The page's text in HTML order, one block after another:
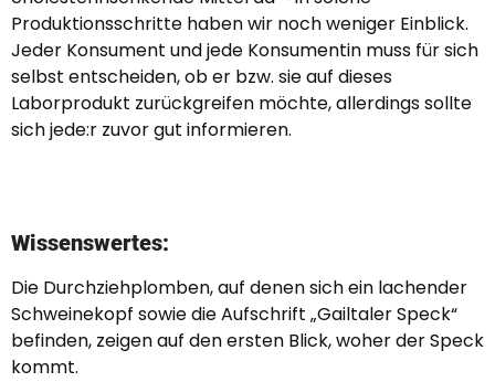
Produktionsschritte haben wir noch weniger Einblick.
Jeder Konsument und jede Konsumentin muss für sich
selbst entscheiden, ob er bzw. sie auf dieses
Laborprodukt zurückgreifen möchte, allerdings sollte
sich jede:r zuvor gut informieren.
Wissenswertes:
Die Durchziehplomben, auf denen sich ein lachender
Schweinekopf sowie die Aufschrift „Gailtaler Speck“
befinden, zeigen auf den ersten Blick, woher der Speck
kommt.